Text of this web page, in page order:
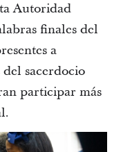
Autoridad
finales del
a
sacerdocio
participar más